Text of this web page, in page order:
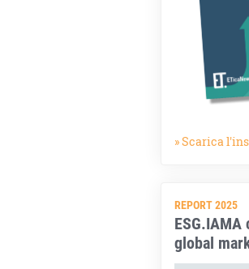
» Scarica
REPORT 2025
global